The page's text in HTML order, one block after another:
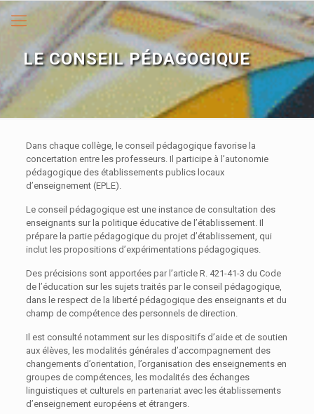
LE CONSEIL PÉDAGOGIQUE
Dans chaque collège, le conseil pédagogique favorise la
concertation entre les professeurs. Il participe à l’autonomie
pédagogique des établissements publics locaux
d’enseignement (EPLE).
Le conseil pédagogique est une instance de consultation des
enseignants sur la politique éducative de l’établissement. Il
prépare la partie pédagogique du projet d’établissement, qui
inclut les propositions d’expérimentations pédagogiques.
Des précisions sont apportées par l’article R. 421-41-3 du Code
de l’éducation sur les sujets traités par le conseil pédagogique,
dans le respect de la liberté pédagogique des enseignants et du
champ de compétence des personnels de direction.
Il est consulté notamment sur les dispositifs d’aide et de soutien
aux élèves, les modalités générales d’accompagnement des
changements d’orientation, l’organisation des enseignements en
groupes de compétences, les modalités des échanges
linguistiques et culturels en partenariat avec les établissements
d’enseignement européens et étrangers.